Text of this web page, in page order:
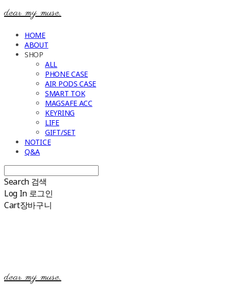
dear my muse.
HOME
ABOUT
SHOP
ALL
PHONE CASE
AIR PODS CASE
SMART TOK
MAGSAFE ACC
KEYRING
LIFE
GIFT/SET
NOTICE
Q&A
Search 검색
Log In 로그인
Cart장바구니
dear my muse.